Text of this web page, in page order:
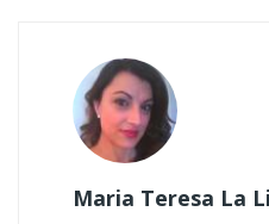
Maria Teresa La